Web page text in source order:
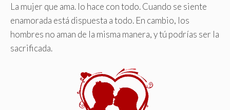
La mujer que ama. lo hace con todo. Cuando se siente
enamorada está dispuesta a todo. En cambio, los
hombres no aman de la misma manera, y tú podrías ser la
sacrificada.